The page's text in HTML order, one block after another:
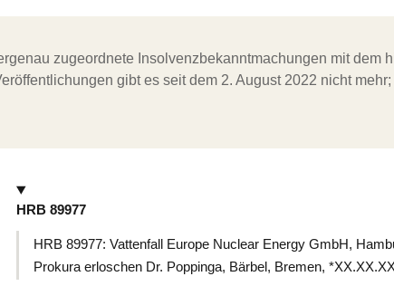
zugeordnete Insolvenzbekanntmachungen mit dem
gibt es seit dem 2. August 2022 nicht
HRB 89977
HRB 89977: Vattenfall Europe Nuclear Energy GmbH,
Prokura erloschen Dr. Poppinga, Bärbel, Bremen,